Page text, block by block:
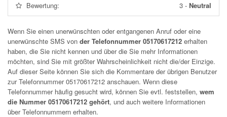
Bewertung: 3 - Neutral
Wenn Sie einen unerwünschten oder entgangenen Anruf oder eine
unerwünschte SMS von der Telefonnummer 05170617212 erhalten
haben, die Sie nicht kennen und über die Sie mehr Informationen
möchten, sind Sie mit größter Wahrscheinlichkeit nicht die/der Einzige.
Auf dieser Seite können Sie sich die Kommentare der übrigen Benutzer
zur Telefonnummer05170617212 anschauen. Wenn diese
Telefonnummer häufig gesucht wird, können Sie evtl. feststellen, wem
die Nummer 05170617212 gehört, und auch weitere Informationen
über Telefonnummern erhalten.